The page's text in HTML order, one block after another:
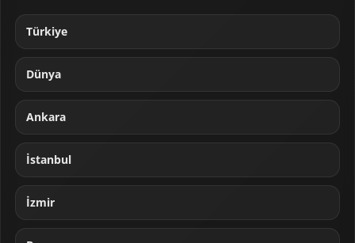
Türkiye
Dünya
Ankara
İstanbul
İzmir